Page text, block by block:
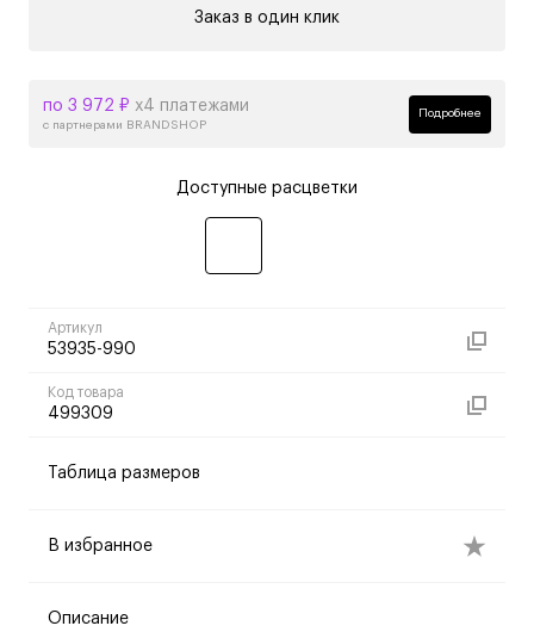
Заказ в один клик
по 3 972 ₽ х4 платежами
с партнерами BRANDSHOP
Подробнее
Доступные расцветки
Артикул
53935-990
Код товара
499309
Таблица размеров
В избранное
Описание